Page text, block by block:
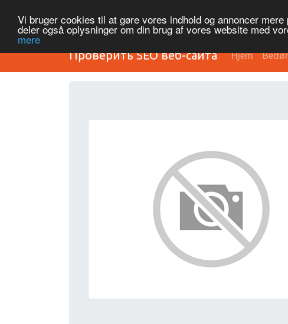
Vi bruger cookies til at gøre vores indhold og annoncer
deler også oplysninger om din brug af vores website med
mere
Проверить SEO веб-сайта Hjem